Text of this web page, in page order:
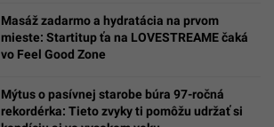
Masáž zadarmo a hydratácia na prvom
mieste: Startitup ťa na LOVESTREAME čaká
vo Feel Good Zone
Mýtus o pasívnej starobe búra 97-ročná
rekordérka: Tieto zvyky ti pomôžu udržať si